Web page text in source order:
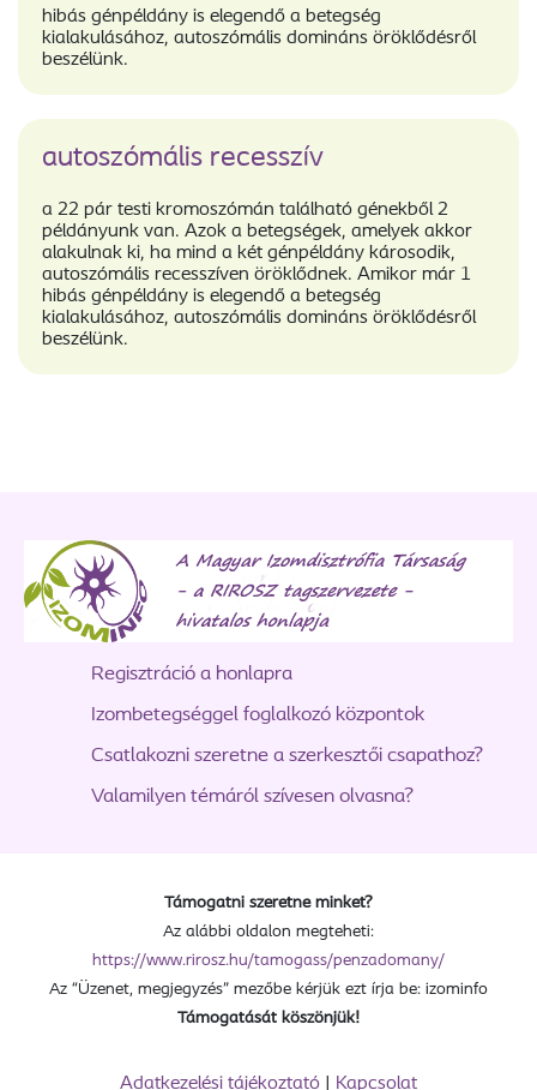
hibás génpéldány is elegendő a betegség
kialakulásához, autoszómális domináns öröklődésről
beszélünk.
autoszómális recesszív
a 22 pár testi kromoszómán található génekből 2
példányunk van. Azok a betegségek, amelyek akkor
alakulnak ki, ha mind a két génpéldány károsodik,
autoszómális recesszíven öröklődnek. Amikor már 1
hibás génpéldány is elegendő a betegség
kialakulásához, autoszómális domináns öröklődésről
beszélünk.
Regisztráció a honlapra
Izombetegséggel foglalkozó központok
Csatlakozni szeretne a szerkesztői csapathoz?
Valamilyen témáról szívesen olvasna?
Támogatni szeretne minket?
Az alábbi oldalon megteheti:
https://www.rirosz.hu/tamogass/penzadomany/
Az “Üzenet, megjegyzés” mezőbe kérjük ezt írja be: izominfo
Támogatását köszönjük!
Adatkezelési tájékoztató Kapcsolat